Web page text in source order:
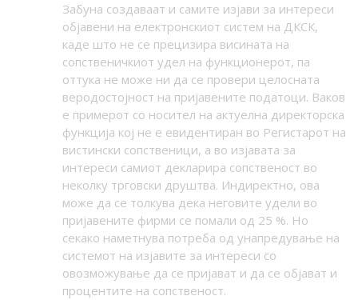
Забуна создаваат и самите изјави за интереси
објавени на електронскиот систем на ДКСК,
каде што не се прецизира висината на
сопственичкиот удел на функционерот, па
оттука не може ни да се провери целосната
веродостојност на пријавените податоци. Ваков
е примерот со носител на актуелна директорска
функција кој не е евидентиран во Регистарот на
вистински сопственици, а во изјавата за
интереси самиот декларира сопственост во
неколку трговски друштва. Индиректно, ова
може да се толкува дека неговите удели во
пријавените фирми се помали од 25 %. Но
секако наметнува потреба од унапредување на
системот на изјавите за интереси со
овозможување да се пријават и да се објават и
процентите на сопственост.